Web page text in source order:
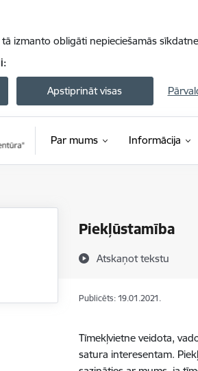
izmanto obligāti nepieciešamās
Apstiprināt visas
Par mums Informācija
Piekļūstamība
Atskaņot tekstu
Publicēts: 19.01.2021.
Tīmekļvietne veidota,
satura interesentam.